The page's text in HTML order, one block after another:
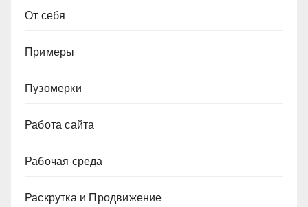
От себя
Примеры
Пузомерки
Работа сайта
Рабочая среда
Раскрутка и Продвижение